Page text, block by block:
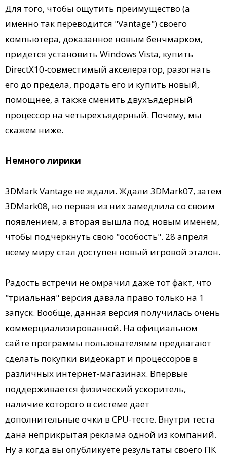
Для того, чтобы ощутить преимущество (а
именно так переводится "Vantage") своего
компьютера, доказанное новым бенчмарком,
придется установить Windows Vista, купить
DirectX10-совместимый акселератор, разогнать
его до предела, продать его и купить новый,
помощнее, а также сменить двухъядерный
процессор на четырехъядерный. Почему, мы
скажем ниже.
Немного лирики
3DMark Vantage не ждали. Ждали 3DMark07, затем
3DMark08, но первая из них замедлила со своим
появлением, а вторая вышла под новым именем,
чтобы подчеркнуть свою "особость". 28 апреля
всему миру стал доступен новый игровой эталон.
Радость встречи не омрачил даже тот факт, что
"триальная" версия давала право только на 1
запуск. Вообще, данная версия получилась очень
коммерциализированной. На официальном
сайте программы пользователямм предлагают
сделать покупки видеокарт и процессоров в
различных интернет-магазинах. Впервые
поддерживается физический ускоритель,
наличие которого в системе дает
дополнительные очки в CPU-тесте. Внутри теста
дана неприкрытая реклама одной из компаний.
Ну а когда вы опубликуете результаты своего ПК